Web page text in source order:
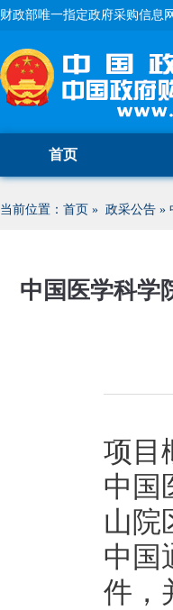
财政部唯一指定政府采购信息
首页
当前位置： 首页 » 政采公告 »
中国医学科学
项目
中国
山院
中国
件，